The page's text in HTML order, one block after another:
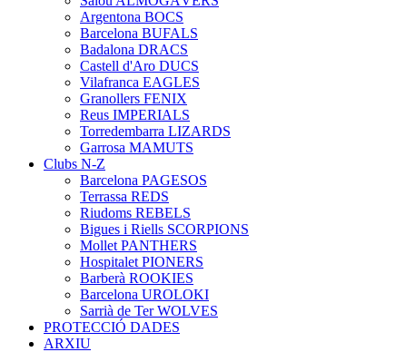
Argentona BOCS
Barcelona BUFALS
Badalona DRACS
Castell d'Aro DUCS
Vilafranca EAGLES
Granollers FENIX
Reus IMPERIALS
Torredembarra LIZARDS
Garrosa MAMUTS
Clubs N-Z
Barcelona PAGESOS
Terrassa REDS
Riudoms REBELS
Bigues i Riells SCORPIONS
Mollet PANTHERS
Hospitalet PIONERS
Barberà ROOKIES
Barcelona UROLOKI
Sarrià de Ter WOLVES
PROTECCIÓ DADES
ARXIU